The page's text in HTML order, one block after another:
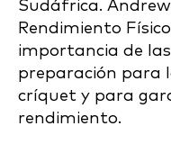
Sudáfrica.
Rendimiento
importancia de
preparación para
críquet y para
rendimiento.